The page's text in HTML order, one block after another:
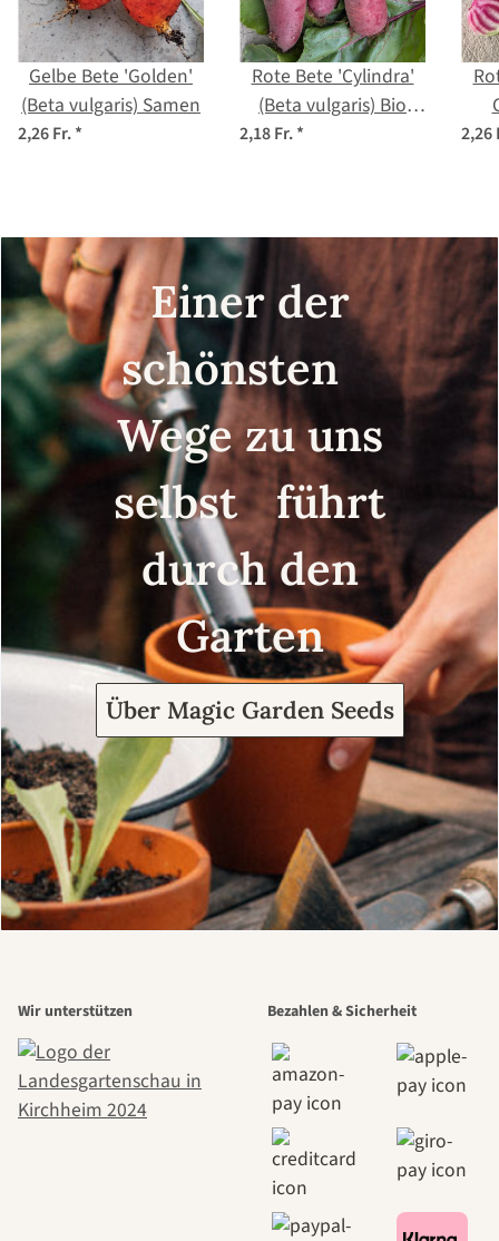
Gelbe Bete 'Golden'
(Beta vulgaris) Samen
2,26 Fr.*
Rote Bete 'Cylindra'
(Beta vulgaris) Bio
Saatgut
2,18 Fr.* 2,26
Einer der
schönsten
Wege zu uns
selbst führt
durch den
Garten
Über Magic Garden Seeds
Wir unterstützen Bezahlen & Sicherheit